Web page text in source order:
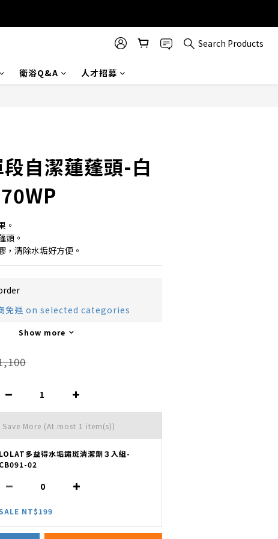
Search Products
衛浴Q&A 人才招募
自潔蓮蓬頭-白
。
頭。
，清除水垢好方便。
免運 on selected categories
Show more
More (At most 1 item(s))
LOLAT多益得水垢鏽斑清潔劑３入組-
CB091-02
NT$199